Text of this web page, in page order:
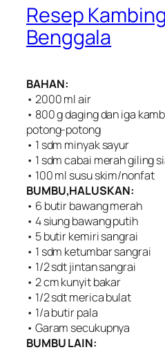
Resep
Benggala
BAHAN:
• 2000 ml air
• 800 g daging dan iga
potong-potong
• 1 sdm minyak sayur
• 1 sdm cabai merah giling
• 100 ml susu skim/nonfat
BUMBU,HALUSKAN:
• 6 butir bawang merah
• 4 siung bawang putih
• 5 butir kemiri sangrai
• 1 sdm ketumbar sangrai
• 1/2 sdt jintan sangrai
• 2 cm kunyit bakar
• 1/2 sdt merica bulat
• 1/a butir pala
• Garam secukupnya
BUMBU LAIN: